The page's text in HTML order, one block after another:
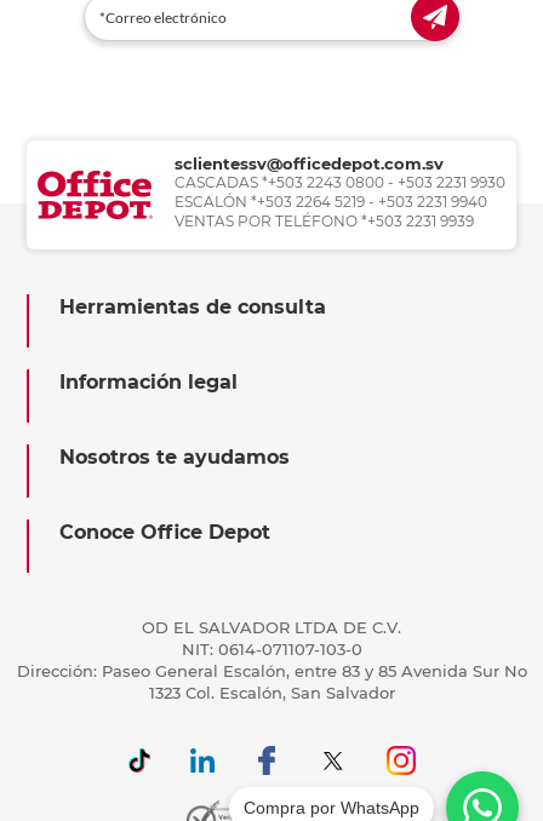
sclientessv@officedepot.com.sv
CASCADAS *+503 2243 0800 - +503 2231 9930
ESCALÓN *+503 2264 5219 - +503 2231 9940
VENTAS POR TELÉFONO *+503 2231 9939
Herramientas de consulta
Información legal
Nosotros te ayudamos
Conoce Office Depot
OD EL SALVADOR LTDA DE C.V.
NIT: 0614-071107-103-0
Dirección: Paseo General Escalón, entre 83 y 85 Avenida Sur No
1323 Col. Escalón, San Salvador
Compra por WhatsApp